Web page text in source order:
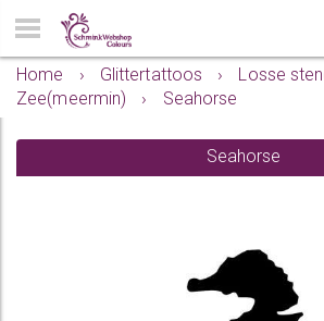
Home
› Glittertattoos › Losse
Zee(meermin)
› Seahorse
Seahorse